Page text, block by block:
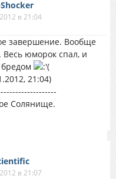
в 21:04
завершение. Вообще
Весь юморок спал, и
21:04)
Солянище.
в 21:07